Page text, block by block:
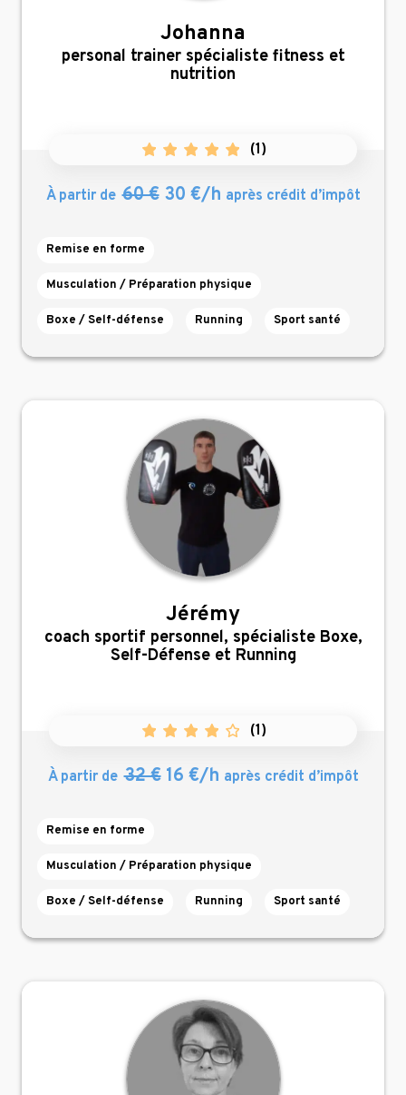
Johanna
,
personal trainer spécialiste fitness et
nutrition
(1)
À partir de 60 €30 €/h après crédit d’impôt
Remise en forme
Musculation / Préparation physique
Boxe / Self-défense Running Sport santé
Jérémy
,
coach sportif personnel, spécialiste Boxe,
Self-Défense et Running
(1)
À partir de 32 €16 €/h après crédit d’impôt
Remise en forme
Musculation / Préparation physique
Boxe / Self-défense Running Sport santé